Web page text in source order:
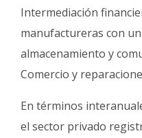
Intermediación
manufactureras con
almacenamiento y
Comercio y
En términos
el sector privado